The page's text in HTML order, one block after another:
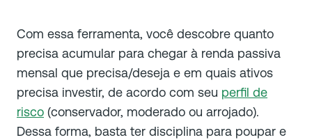
Com essa ferramenta, você descobre quanto
precisa acumular para chegar à renda passiva
mensal que precisa/deseja e em quais ativos
precisa investir, de acordo com seu perfil de
risco (conservador, moderado ou arrojado).
Dessa forma, basta ter disciplina para poupar e